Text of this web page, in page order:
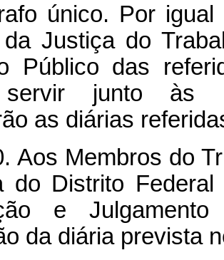
único. Por
Justiça do
Público das
junto às
as diárias
Aos Membros do
do Distrito
e
da diária prevista